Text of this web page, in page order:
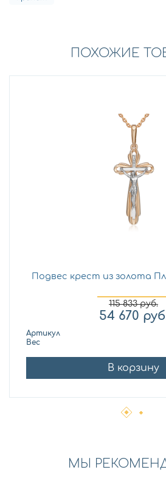
ПОХОЖИЕ
Подвес крест из золота
115 833руб.
54 670
Артикул
Вес
В корзину
МЫ